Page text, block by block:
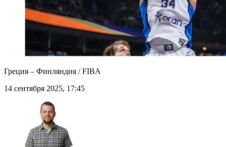
Греция – Финляндия / FIBA
14 сентября 2025, 17:45